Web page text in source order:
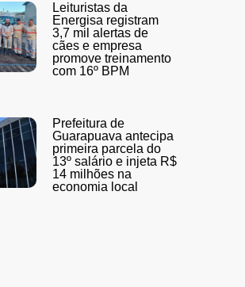
Leituristas da
Energisa registram
3,7 mil alertas de
cães e empresa
promove treinamento
com 16º BPM
Prefeitura de
Guarapuava antecipa
primeira parcela do
13º salário e injeta R$
14 milhões na
economia local